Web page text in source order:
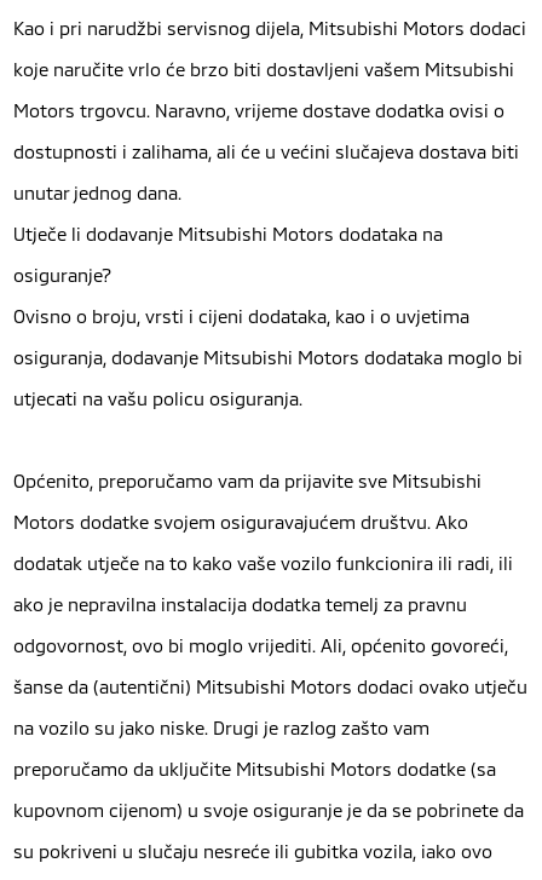
Kao i pri narudžbi servisnog dijela, Mitsubishi Motors dodaci
koje naručite vrlo će brzo biti dostavljeni vašem Mitsubishi
Motors trgovcu. Naravno, vrijeme dostave dodatka ovisi o
dostupnosti i zalihama, ali će u većini slučajeva dostava biti
unutar jednog dana.
Utječe li dodavanje Mitsubishi Motors dodataka na
osiguranje?
Ovisno o broju, vrsti i cijeni dodataka, kao i o uvjetima
osiguranja, dodavanje Mitsubishi Motors dodataka moglo bi
utjecati na vašu policu osiguranja.
Općenito, preporučamo vam da prijavite sve Mitsubishi
Motors dodatke svojem osiguravajućem društvu. Ako
dodatak utječe na to kako vaše vozilo funkcionira ili radi, ili
ako je nepravilna instalacija dodatka temelj za pravnu
odgovornost, ovo bi moglo vrijediti. Ali, općenito govoreći,
šanse da (autentični) Mitsubishi Motors dodaci ovako utječu
na vozilo su jako niske. Drugi je razlog zašto vam
preporučamo da uključite Mitsubishi Motors dodatke (sa
kupovnom cijenom) u svoje osiguranje je da se pobrinete da
su pokriveni u slučaju nesreće ili gubitka vozila, iako ovo